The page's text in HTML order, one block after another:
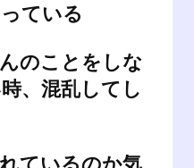
ている
のことをしな
、混乱してし